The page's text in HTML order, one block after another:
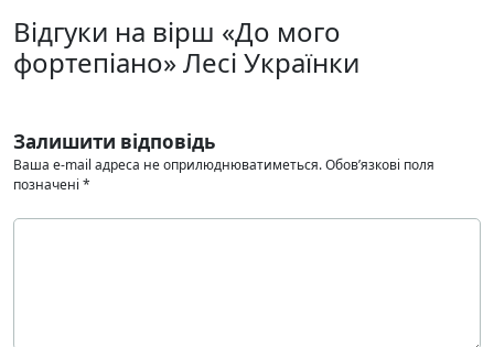
Відгуки на вірш «До мого
фортепіано» Лесі Українки
Залишити відповідь
Ваша e-mail адреса не оприлюднюватиметься.Обов’язкові поля
позначені *